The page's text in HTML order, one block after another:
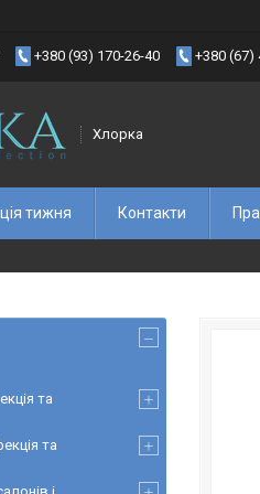
+380 (93) 170-26-40 +380 (67)
Хлорка
тижня Контакти
та
та